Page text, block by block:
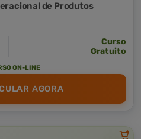
de Produtos
Curso
Gratuito
ON-LINE
AGORA